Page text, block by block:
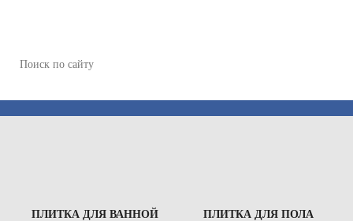
ПЛИТКА ДЛЯ ВАННОЙ ПЛИТКА ДЛЯ ПОЛА